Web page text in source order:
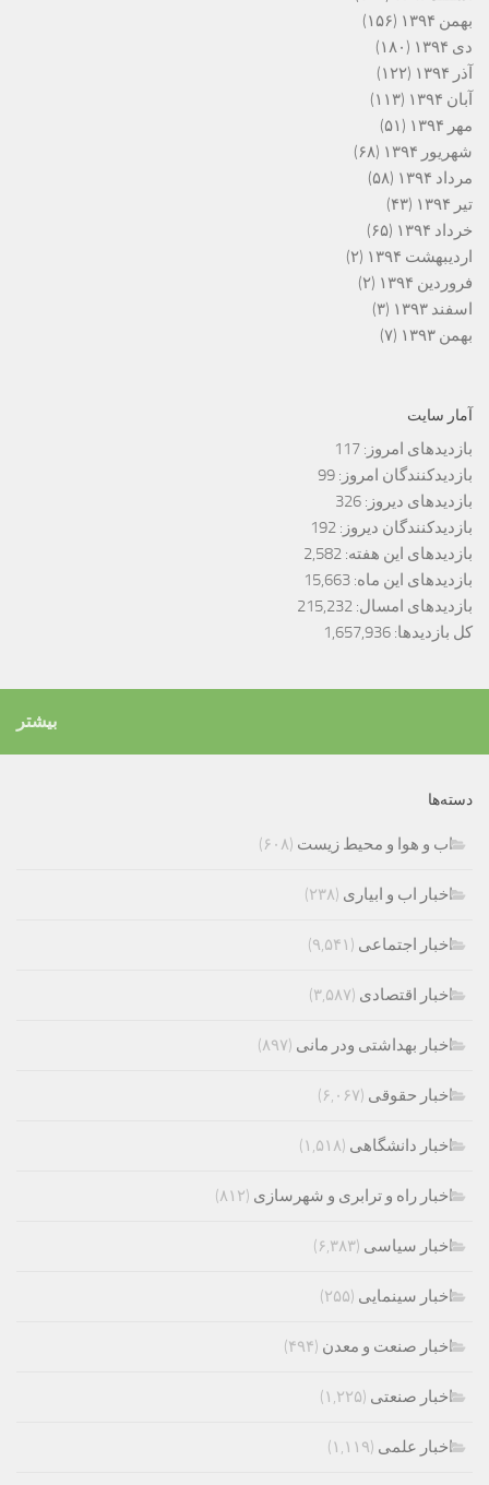
بهمن ۱۳۹۴
(۱۵۶)
دی ۱۳۹۴
(۱۸۰)
آذر ۱۳۹۴
(۱۲۲)
آبان ۱۳۹۴
(۱۱۳)
مهر ۱۳۹۴
(۵۱)
شهریور ۱۳۹۴
(۶۸)
مرداد ۱۳۹۴
(۵۸)
تیر ۱۳۹۴
(۴۳)
خرداد ۱۳۹۴
(۶۵)
اردیبهشت ۱۳۹۴
(۲)
فروردین ۱۳۹۴
(۲)
اسفند ۱۳۹۳
(۳)
بهمن ۱۳۹۳
(۷)
آمار سایت
بازدیدهای امروز: 117
بازدیدکنندگان امروز: 99
بازدیدهای دیروز: 326
بازدیدکنندگان دیروز: 192
بازدیدهای این هفته: 2,582
بازدیدهای این ماه: 15,663
بازدیدهای امسال: 215,232
کل بازدیدها: 1,657,936
بیشتر
دسته‌ها
اب و هوا و محیط زیست (۶۰۸)
اخبار اب و ابیاری (۲۳۸)
اخبار اجتماعی (۹,۵۴۱)
اخبار اقتصادی (۳,۵۸۷)
اخبار بهداشتی ودر مانی (۸۹۷)
اخبار حقوقی (۶,۰۶۷)
اخبار دانشگاهی (۱,۵۱۸)
اخبار راه و ترابری و شهرسازی (۸۱۲)
اخبار سیاسی (۶,۳۸۳)
اخبار سینمایی (۲۵۵)
اخبار صنعت و معدن (۴۹۴)
اخبار صنعتی (۱,۲۲۵)
اخبار علمی (۱,۱۱۹)